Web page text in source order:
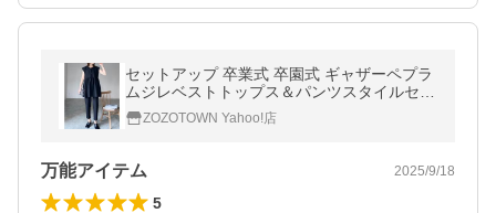
セットアップ 卒業式 卒園式 ギャザーペプラ
ムジレベストトップス＆パンツスタイルセッ
トアップ レディース
ZOZOTOWN Yahoo!店
万能アイテム 2025/9/18
5